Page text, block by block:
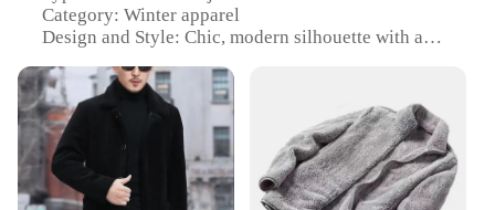
Category: Winter apparel
Design and Style: Chic, modern silhouette with a
Usage and Purpose: Ideal for cold weather
protection
Performance and Property: High-quality insulation
and warmth retention
Parts and Accessories: None, sold as a complete set